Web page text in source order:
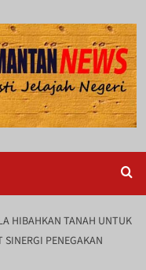
HIBAHKAN TANAH UNTUK
PENEGAKAN